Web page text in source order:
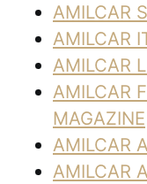
AMILCAR
AMILCAR
AMILCAR
AMILCAR
MAGAZINE
AMILCAR
AMILCAR